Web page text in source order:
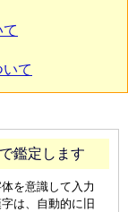
て
鑑定します
を意識して入力
は、自動的に旧